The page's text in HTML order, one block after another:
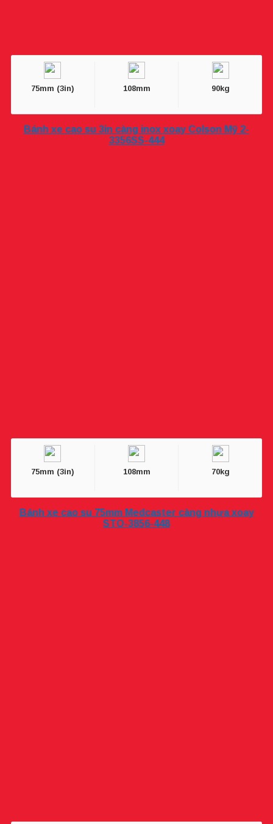
75mm (3in) 108mm 90kg
Bánh xe cao su 3in càng inox xoay Colson Mỹ 2-
3356SS-444
75mm (3in) 108mm 70kg
Bánh xe cao su 75mm Medcaster càng nhựa xoay
STO-3856-448